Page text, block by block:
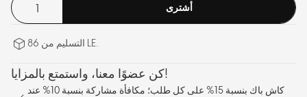
أشترى
التسليم من 86 LE.
كن عضوًا معنا، واستمتع بالمزايا!
كاش باك بنسبة 15% على كل طلب؛ مكافأة مشاركة بنسبة 10% عند